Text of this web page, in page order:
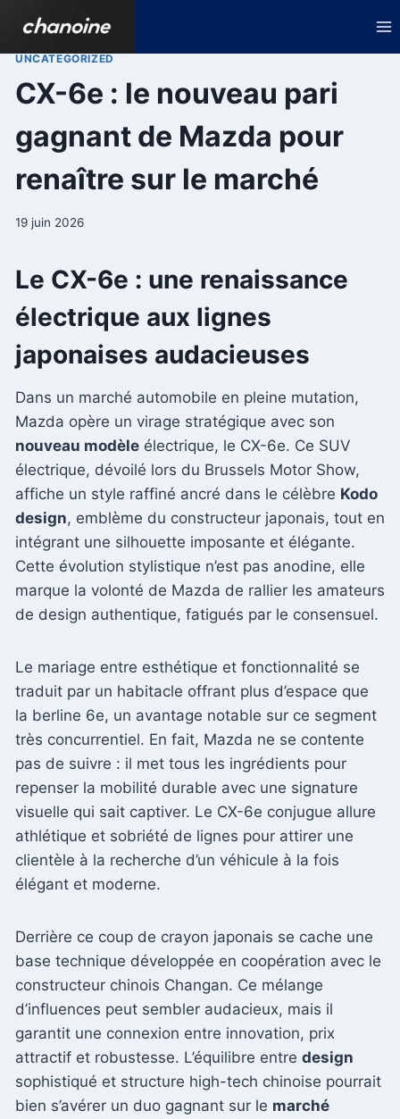
contenu
UNCATEGORIZED
CX-6e : le nouveau pari
gagnant de Mazda pour
renaître sur le marché
19 juin 2026
Le CX-6e : une renaissance
électrique aux lignes
japonaises audacieuses
Dans un marché automobile en pleine mutation,
Mazda opère un virage stratégique avec son
nouveau modèle électrique, le CX-6e. Ce SUV
électrique, dévoilé lors du Brussels Motor Show,
affiche un style raffiné ancré dans le célèbre Kodo
design, emblème du constructeur japonais, tout en
intégrant une silhouette imposante et élégante.
Cette évolution stylistique n’est pas anodine, elle
marque la volonté de Mazda de rallier les amateurs
de design authentique, fatigués par le consensuel.
Le mariage entre esthétique et fonctionnalité se
traduit par un habitacle offrant plus d’espace que
la berline 6e, un avantage notable sur ce segment
très concurrentiel. En fait, Mazda ne se contente
pas de suivre : il met tous les ingrédients pour
repenser la mobilité durable avec une signature
visuelle qui sait captiver. Le CX-6e conjugue allure
athlétique et sobriété de lignes pour attirer une
clientèle à la recherche d’un véhicule à la fois
élégant et moderne.
Derrière ce coup de crayon japonais se cache une
base technique développée en coopération avec le
constructeur chinois Changan. Ce mélange
d’influences peut sembler audacieux, mais il
garantit une connexion entre innovation, prix
attractif et robustesse. L’équilibre entre design
sophistiqué et structure high-tech chinoise pourrait
bien s’avérer un duo gagnant sur le marché